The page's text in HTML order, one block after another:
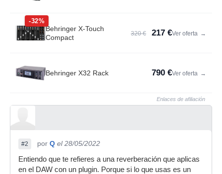
-32%
Behringer X-Touch
Compact
320 € 217 €Ver oferta →
Behringer X32 Rack 790 €Ver oferta →
Enlaces de afiliación
#2 por Q el 28/05/2022
Entiendo que te refieres a una reverberación que aplicas
en el DAW con un plugin. Porque si lo que usas es un